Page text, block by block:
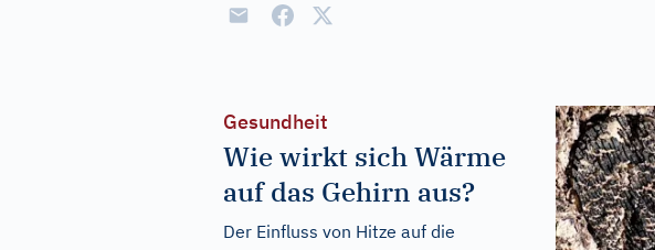
Gesundheit
Wie wirkt sich Wärme
auf das Gehirn aus?
Der Einfluss von Hitze auf die